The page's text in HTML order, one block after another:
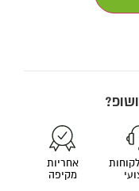
אחריות
מקיפה